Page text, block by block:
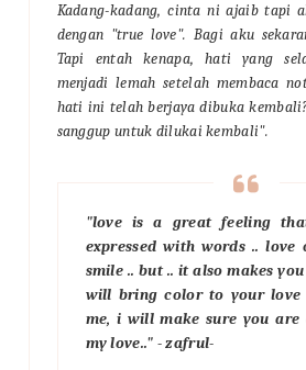
Kadang-kadang, cinta ni ajaib tapi
dengan "true love". Bagi aku
Tapi entah kenapa, hati yang
menjadi lemah setelah membaca
hati ini telah berjaya dibuka
sanggup untuk dilukai kembali".
"love is a great feeling
expressed with words .. love
smile .. but .. it also makes
will bring color to your love
me, i will make sure you are
my love.." - zafrul-